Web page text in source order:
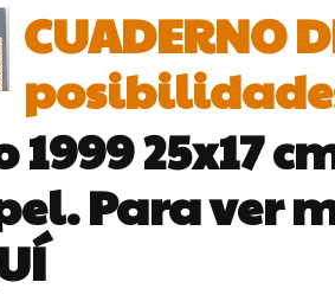
CUADERNO
1999 25x17
Para ver